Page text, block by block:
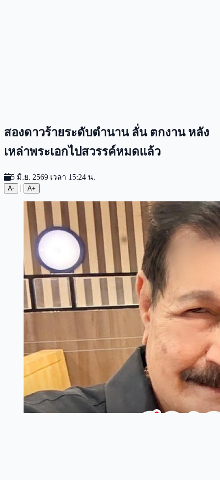
สองดาวร้ายระดับตำนาน ลั่น ตกงาน หลัง
เหล่าพระเอกไปสวรรค์หมดแล้ว
5 มิ.ย. 2569 เวลา 15:24 น.
A- | A+